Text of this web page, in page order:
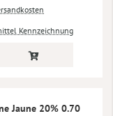
Kennzeichnung
Jaune 20% 0.70